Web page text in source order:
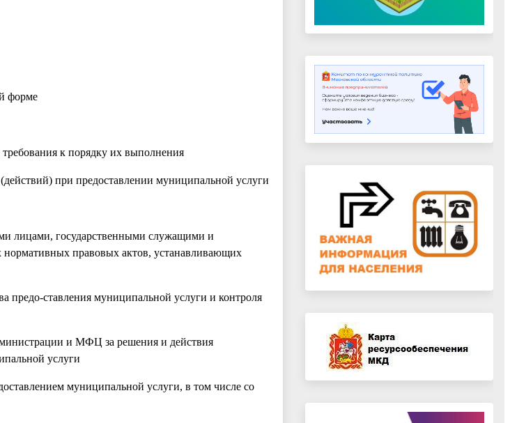
форме
к порядку их выполнения
при предоставлении муниципальной услуги
лицами, государственными служащими и
правовых актов, устанавливающих
предо-ставления муниципальной услуги и контроля
и МФЦ за решения и действия
услуги
муниципальной услуги, в том числе со